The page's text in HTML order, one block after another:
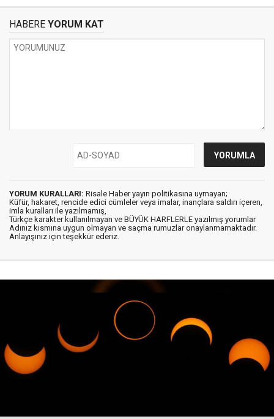
HABERE YORUM KAT
YORUM KURALLARI: Risale Haber yayın politikasına uymayan;
Küfür, hakaret, rencide edici cümleler veya imalar, inançlara saldırı içeren,
imla kuralları ile yazılmamış,
Türkçe karakter kullanılmayan ve BÜYÜK HARFLERLE yazılmış yorumlar
Adınız kısmına uygun olmayan ve saçma rumuzlar onaylanmamaktadır.
Anlayışınız için teşekkür ederiz.